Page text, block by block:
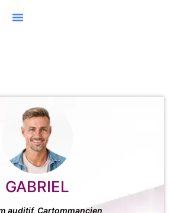
GABRIEL
auditif, Cartommancien